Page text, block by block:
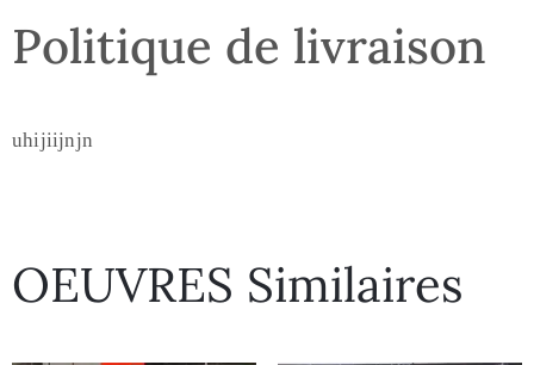
Politique de livraison
uhijiijnjn
OEUVRES Similaires